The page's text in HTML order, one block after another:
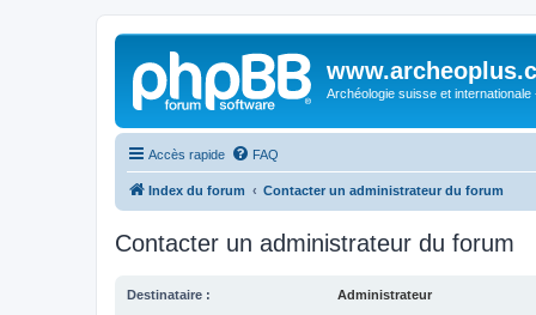
Archéologie suisse et
Accès rapide FAQ
Index du forum Contacter un administrateur du forum
Contacter un administrateur du forum
Destinataire : Administrateur